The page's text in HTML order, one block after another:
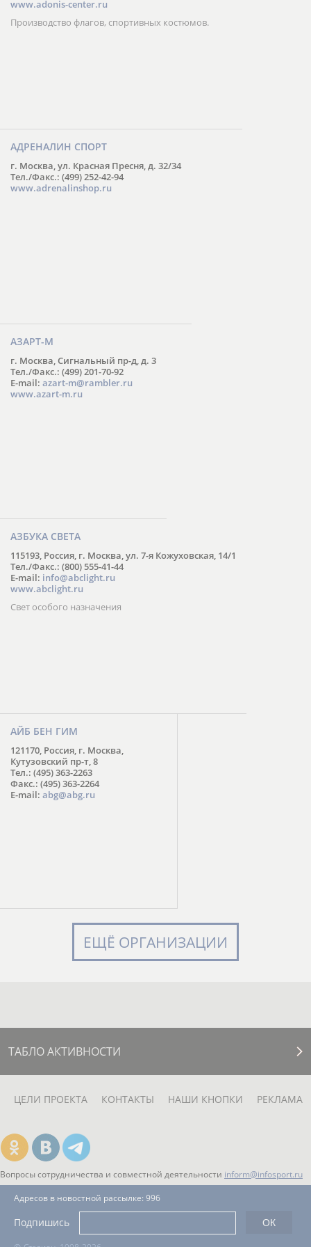
www.adonis-center.ru
Производство флагов, спортивных костюмов.
АДРЕНАЛИН СПОРТ
г. Москва, ул. Красная Пресня, д. 32/34
Тел./Факс.: (499) 252-42-94
www.adrenalinshop.ru
АЗАРТ-М
г. Москва, Сигнальный пр-д, д. 3
Тел./Факс.: (499) 201-70-92
E-mail: azart-m@rambler.ru
www.azart-m.ru
АЗБУКА СВЕТА
115193, Россия, г. Москва, ул. 7-я Кожуховская, 14/1
Тел./Факс.: (800) 555-41-44
E-mail: info@abclight.ru
www.abclight.ru
Свет особого назначения
АЙБ БЕН ГИМ
121170, Россия, г. Москва,
Кутузовский пр-т, 8
Тел.: (495) 363-2263
Факс.: (495) 363-2264
E-mail: abg@abg.ru
ЕЩЁ ОРГАНИЗАЦИИ
ТАБЛО АКТИВНОСТИ
ЦЕЛИ ПРОЕКТА КОНТАКТЫ НАШИ КНОПКИ РЕКЛАМА
Вопросы сотрудничества и совместной деятельности inform@infosport.ru
Адресов в новостной рассылке: 996
Подпишись